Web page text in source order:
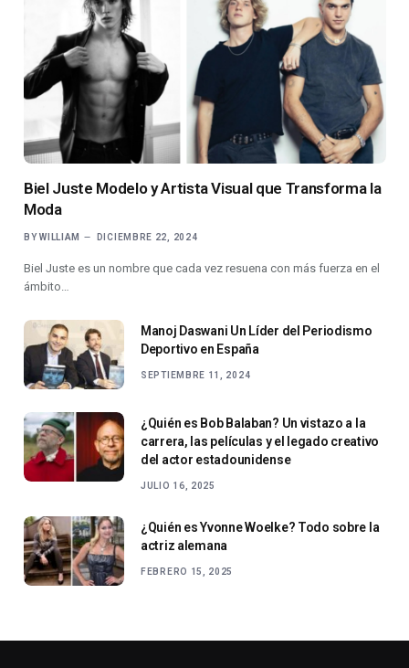
Biel Juste Modelo y Artista Visual que Transforma la
Moda
BY WILLIAM DICIEMBRE 22, 2024
Biel Juste es un nombre que cada vez resuena con más fuerza en el
ámbito…
Manoj Daswani Un Líder del Periodismo
Deportivo en España
SEPTIEMBRE 11, 2024
¿Quién es Bob Balaban? Un vistazo a la
carrera, las películas y el legado creativo
del actor estadounidense
JULIO 16, 2025
¿Quién es Yvonne Woelke? Todo sobre la
actriz alemana
FEBRERO 15, 2025